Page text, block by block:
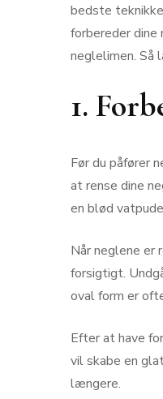
bedste
forbereder
neglelimen. Så
1.
Før du påfører
at rense dine
en blød
Når neglene er
forsigtigt.
oval form er
Efter at have
vil skabe en
længere.